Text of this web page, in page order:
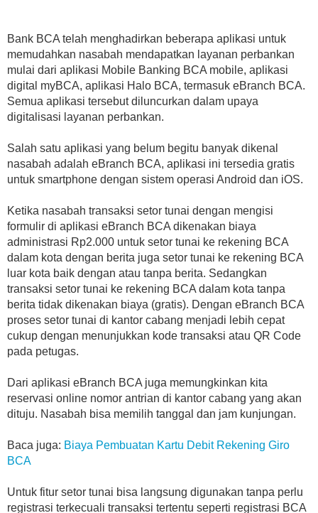
Bank BCA telah menghadirkan beberapa aplikasi untuk
memudahkan nasabah mendapatkan layanan perbankan
mulai dari aplikasi Mobile Banking BCA mobile, aplikasi
digital myBCA, aplikasi Halo BCA, termasuk eBranch BCA.
Semua aplikasi tersebut diluncurkan dalam upaya
digitalisasi layanan perbankan.
Salah satu aplikasi yang belum begitu banyak dikenal
nasabah adalah eBranch BCA, aplikasi ini tersedia gratis
untuk smartphone dengan sistem operasi Android dan iOS.
Ketika nasabah transaksi setor tunai dengan mengisi
formulir di aplikasi eBranch BCA dikenakan biaya
administrasi Rp2.000 untuk setor tunai ke rekening BCA
dalam kota dengan berita juga setor tunai ke rekening BCA
luar kota baik dengan atau tanpa berita. Sedangkan
transaksi setor tunai ke rekening BCA dalam kota tanpa
berita tidak dikenakan biaya (gratis). Dengan eBranch BCA
proses setor tunai di kantor cabang menjadi lebih cepat
cukup dengan menunjukkan kode transaksi atau QR Code
pada petugas.
Dari aplikasi eBranch BCA juga memungkinkan kita
reservasi online nomor antrian di kantor cabang yang akan
dituju. Nasabah bisa memilih tanggal dan jam kunjungan.
Baca juga: Biaya Pembuatan Kartu Debit Rekening Giro
BCA
Untuk fitur setor tunai bisa langsung digunakan tanpa perlu
registrasi terkecuali transaksi tertentu seperti registrasi BCA